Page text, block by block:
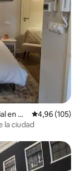
en Á
Calificación
4,96 (105)
la ciudad